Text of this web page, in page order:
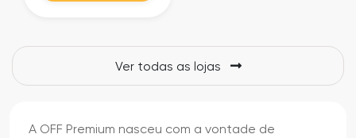
Ver todas as lojas
A OFF Premium nasceu com a vontade de